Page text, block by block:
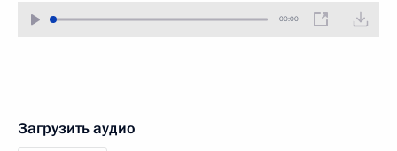
00:00
Загрузить аудио